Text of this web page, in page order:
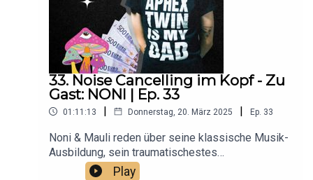
33. Noise Cancelling im Kopf - Zu
Gast: NONI | Ep. 33
01:11:13 | Donnerstag, 20. März 2025 | Ep. 33
Noni & Mauli reden über seine klassische Musik-
Ausbildung, sein traumatischestes
Konzerterlebnis und wie seine ADHS-Diagnose
Play